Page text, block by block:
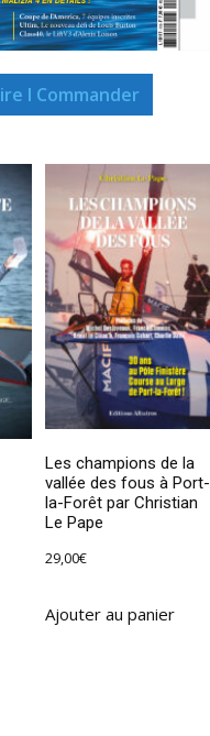
I Commander
Les champions de la
vallée des fous à Port-
la-Forêt par Christian
Le Pape
29,00€
Ajouter au panier